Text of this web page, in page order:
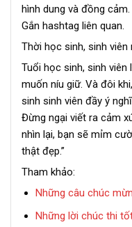
hình dung và đồng cảm.
Gắn hashtag liên quan.
Thời học sinh, sinh
Tuổi học sinh, sinh
muốn níu giữ. Và đôi
sinh sinh viên đầy ý
Đừng ngại viết ra cảm
nhìn lại, bạn sẽ mỉm
thật đẹp.”
Tham khảo:
Những câu chúc
Những lời chúc thi